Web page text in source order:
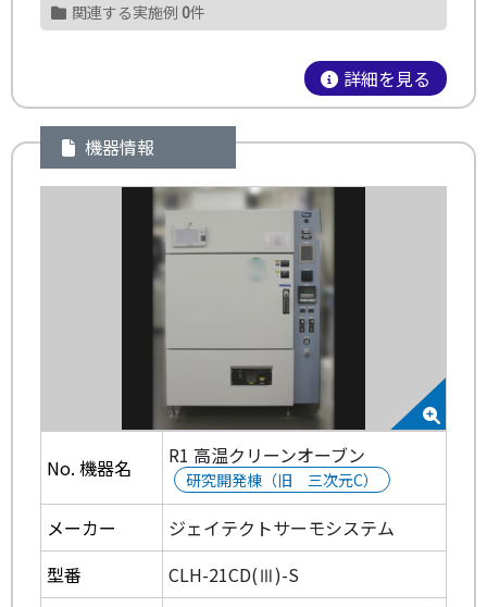
関連する実施例 0件
詳細を見る
機器情報
No. 機器名 R1 高温クリーンオーブン
研究開発棟（旧 三次元C）
メーカー
ジェイテクトサーモシステム
型番
CLH-21CD(Ⅲ)-S